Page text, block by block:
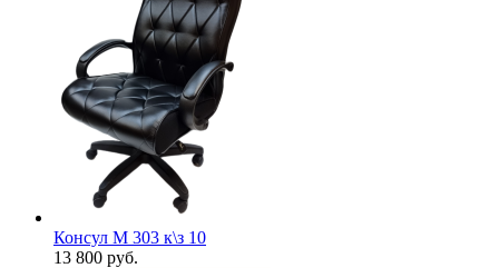
Консул М 303 к\з 10
13 800 руб.